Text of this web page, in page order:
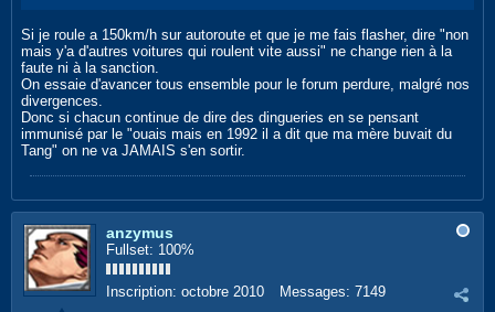
Si je roule a 150km/h sur autoroute et que je me fais flasher, dire "non
mais y'a d'autres voitures qui roulent vite aussi" ne change rien à la
faute ni à la sanction.
On essaie d'avancer tous ensemble pour le forum perdure, malgré nos
divergences.
Donc si chacun continue de dire des dingueries en se pensant
immunisé par le "ouais mais en 1992 il a dit que ma mère buvait du
Tang" on ne va JAMAIS s'en sortir.
anzymus
Fullset: 100%
Inscription: octobre 2010 Messages: 7149